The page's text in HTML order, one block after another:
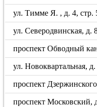
ул. Тимме Я. , д. 4, стр.
ул. Северодвинская, д.
проспект Обводный
ул. Новоквартальная, д.
проспект
проспект Московский,